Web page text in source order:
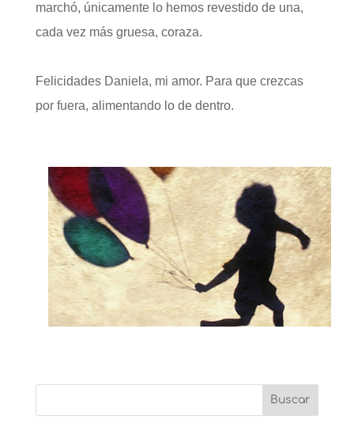
marchó, únicamente lo hemos revestido de una,
cada vez más gruesa, coraza.
Felicidades Daniela, mi amor. Para que crezcas
por fuera, alimentando lo de dentro.